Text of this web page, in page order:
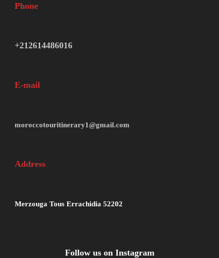
Phone
+212614486016
E-mail
moroccotouritinerary1@gmail.com
Address
Merzouga Tous Errachidia 52202
Follow us on Instagram